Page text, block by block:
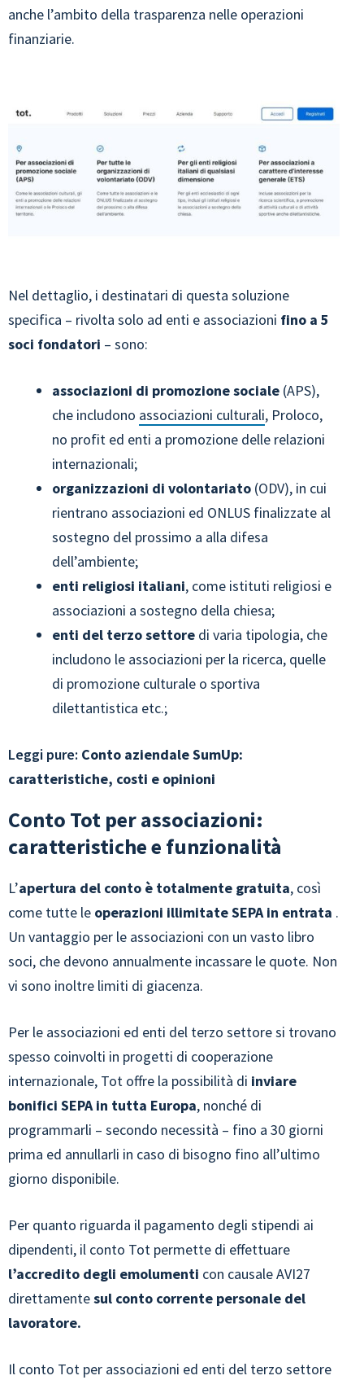
anche l’ambito della trasparenza nelle operazioni
finanziarie.
Nel dettaglio, i destinatari di questa soluzione
specifica – rivolta solo ad enti e associazioni fino a 5
soci fondatori – sono:
associazioni di promozione sociale (APS),
che includono associazioni culturali, Proloco,
no profit ed enti a promozione delle relazioni
internazionali;
organizzazioni di volontariato (ODV), in cui
rientrano associazioni ed ONLUS finalizzate al
sostegno del prossimo a alla difesa
dell’ambiente;
enti religiosi italiani, come istituti religiosi e
associazioni a sostegno della chiesa;
enti del terzo settore di varia tipologia, che
includono le associazioni per la ricerca, quelle
di promozione culturale o sportiva
dilettantistica etc.;
Leggi pure: Conto aziendale SumUp:
caratteristiche, costi e opinioni
Conto Tot per associazioni:
caratteristiche e funzionalità
L’apertura del conto è totalmente gratuita, così
come tutte le operazioni illimitate SEPA in entrata .
Un vantaggio per le associazioni con un vasto libro
soci, che devono annualmente incassare le quote. Non
vi sono inoltre limiti di giacenza.
Per le associazioni ed enti del terzo settore si trovano
spesso coinvolti in progetti di cooperazione
internazionale, Tot offre la possibilità di inviare
bonifici SEPA in tutta Europa, nonché di
programmarli – secondo necessità – fino a 30 giorni
prima ed annullarli in caso di bisogno fino all’ultimo
giorno disponibile.
Per quanto riguarda il pagamento degli stipendi ai
dipendenti, il conto Tot permette di effettuare
l’accredito degli emolumenti con causale AVI27
direttamentesul conto corrente personale del
lavoratore.
Il conto Tot per associazioni ed enti del terzo settore